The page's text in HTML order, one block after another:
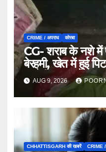
CRIME / अपराध कोरबा
CG- शराब के नशे में
बेरहमी, खेत में हुई
आरोपी फरार…
AUG 9, 2026
CHHATTISGARH की खबरें CRIME /